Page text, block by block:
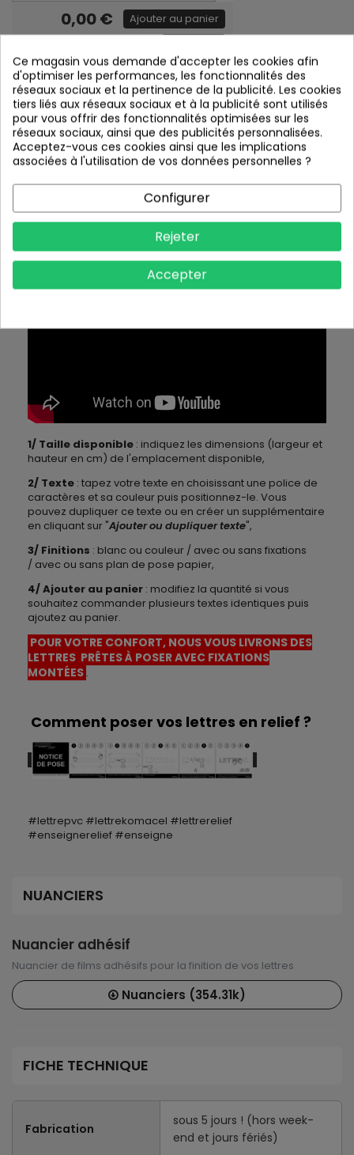
0,00 €
Ajouter au panier
Finition des lettres
Face et chants blancs
Fixation des lettres
Sans fixation
Plan de pose papier
Sans plan de pose papier
UTILISATION DU MODULE DE CONCEPTION :
1/ Taille disponible : indiquez les dimensions (largeur et
hauteur en cm) de l'emplacement disponible,
2/ Texte : tapez votre texte en choisissant une police de
caractères et sa couleur puis positionnez-le. Vous
pouvez dupliquer ce texte ou en créer un supplémentaire
en cliquant sur "Ajouter ou dupliquer texte",
3/ Finitions : blanc ou couleur / avec ou sans fixations
/ avec ou sans plan de pose papier,
4/Ajouter au panier : modifiez la quantité si vous
souhaitez commander plusieurs textes identiques puis
ajoutez au panier.
POUR VOTRE CONFORT, NOUS VOUS LIVRONS DES
LETTRES PRÊTES À POSER AVEC FIXATIONS
MONTÉES .
Comment poser vos lettres en relief ?
#lettrepvc #lettrekomacel #lettrerelief
#enseignerelief #enseigne
NUANCIERS
Nuancier adhésif
Nuancier de films adhésifs pour la finition de vos lettres
Nuanciers (354.31k)
FICHE TECHNIQUE
Fabrication
sous 5 jours ! (hors week-
end et jours fériés)
Ce magasin vous demande d'accepter les cookies afin
d'optimiser les performances, les fonctionnalités des
réseaux sociaux et la pertinence de la publicité. Les cookies
tiers liés aux réseaux sociaux et à la publicité sont utilisés
pour vous offrir des fonctionnalités optimisées sur les
réseaux sociaux, ainsi que des publicités personnalisées.
Acceptez-vous ces cookies ainsi que les implications
associées à l'utilisation de vos données personnelles ?
Configurer
Rejeter
Accepter